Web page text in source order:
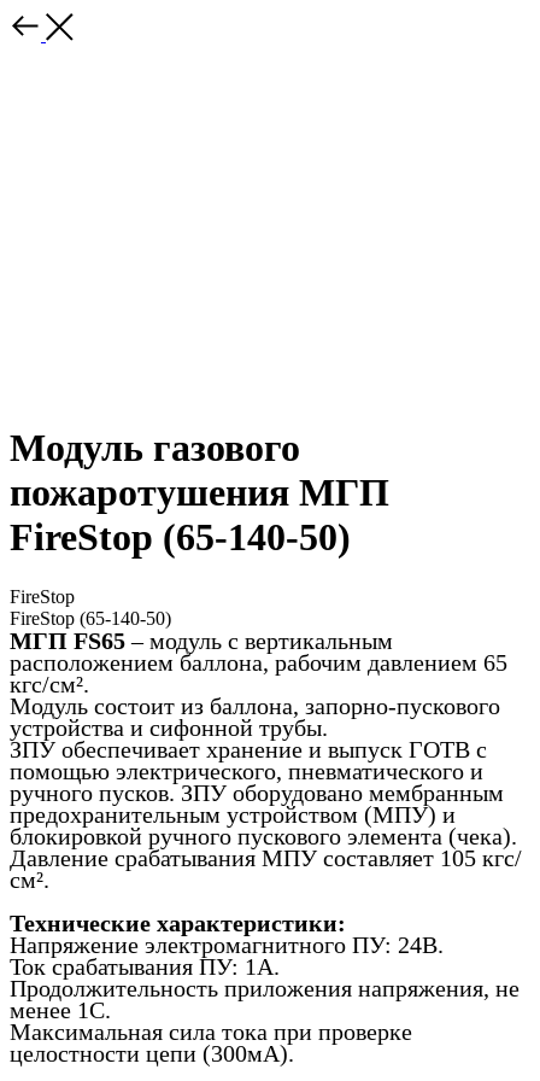
Модуль газового
пожаротушения МГП
FireStop (65-140-50)
FireStop
FireStop (65-140-50)
МГП FS65– модуль с вертикальным
расположением баллона, рабочим давлением 65
кгс/см².
Модуль состоит из баллона, запорно-пускового
устройства и сифонной трубы.
ЗПУ обеспечивает хранение и выпуск ГОТВ с
помощью электрического, пневматического и
ручного пусков. ЗПУ оборудовано мембранным
предохранительным устройством (МПУ) и
блокировкой ручного пускового элемента (чека).
Давление срабатывания МПУ составляет 105 кгс/
см².
Технические характеристики:
Напряжение электромагнитного ПУ: 24В.
Ток срабатывания ПУ: 1А.
Продолжительность приложения напряжения, не
менее 1С.
Максимальная сила тока при проверке
целостности цепи (300мА).